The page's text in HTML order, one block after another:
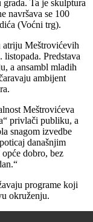
Ta je skulptura
navršava se 100
(Voćni trg).
atriju Meštrovićevih
Predstava
a ansambl mladih
ambijent
Meštrovićeva
privlači publiku, a
snagom izvedbe
današnjim
opće dobro, bez
programe koji
okruženju.